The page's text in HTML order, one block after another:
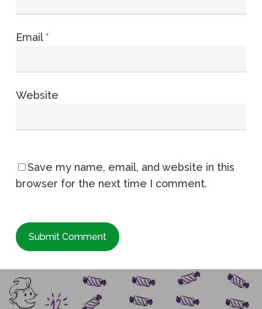
Email*
Website
Save my name, email, and website in this
browser for the next time I comment.